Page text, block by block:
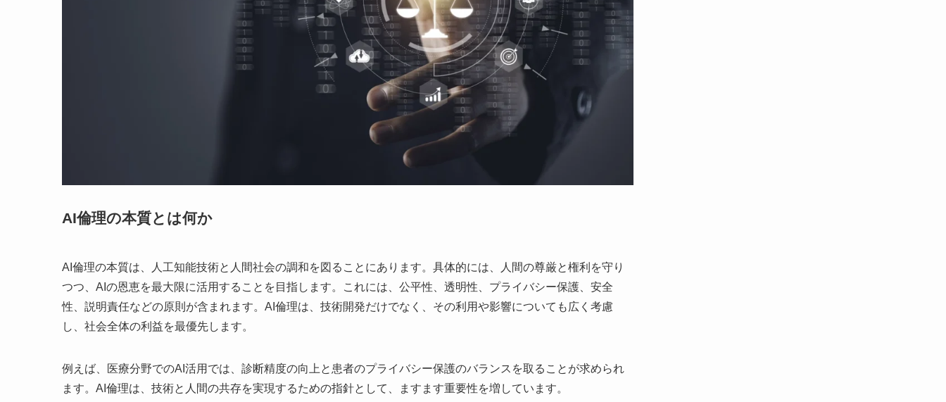
AI倫理の本質とは何か
AI倫理の本質は、人工知能技術と人間社会の調和を図ることにあります。具体的には、人間の尊厳と権利を守り
つつ、AIの恩恵を最大限に活用することを目指します。これには、公平性、透明性、プライバシー保護、安全
性、説明責任などの原則が含まれます。AI倫理は、技術開発だけでなく、その利用や影響についても広く考慮
し、社会全体の利益を最優先します。
例えば、医療分野でのAI活用では、診断精度の向上と患者のプライバシー保護のバランスを取ることが求められ
ます。AI倫理は、技術と人間の共存を実現するための指針として、ますます重要性を増しています。